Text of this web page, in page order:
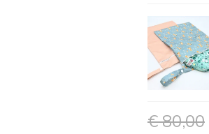
€80,00